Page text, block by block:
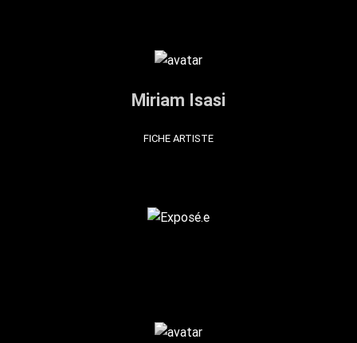
Miriam Isasi
FICHE ARTISTE